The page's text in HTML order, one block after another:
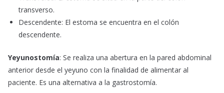
transverso.
Descendente: El estoma se encuentra en el colón
descendente.
Yeyunostomía: Se realiza una abertura en la pared abdominal
anterior desde el yeyuno con la finalidad de alimentar al
paciente. Es una alternativa a la gastrostomía.